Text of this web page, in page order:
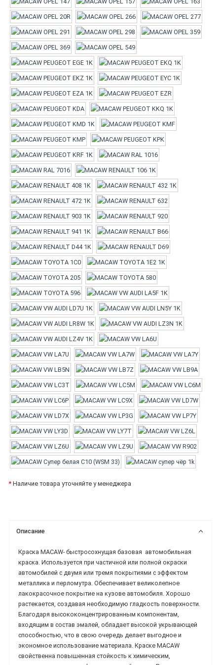
* Наличие товара уточняйте у менеджера
Описание
Краска MACAW-быстросохнущая базовая автомобильная
краска. Используется при частичной или полной окраски
автомобилей с двумя или тремя покрытиями с эффектом
металлика и перломутра. Обеспечивает великолепное
лакокрасочное покрытие на кузове автомобиля. Хорошо
растекается, создавая необходимую гладкость поверхности.
Благодаря высококонцентрированным компонентам,
входящим в состав эмалей, обладает высокой укрывающей
способностью, что в свою очередь делает выгодное и
экономное использование материала. Краске MACAW
свойственна повышенная стойкость к химическим,